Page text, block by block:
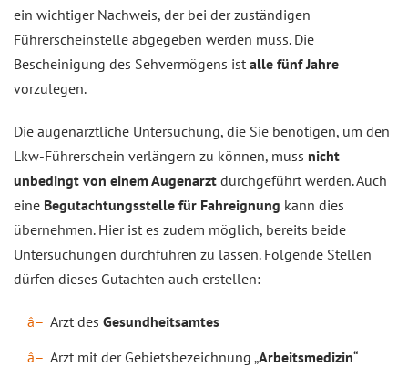
ein wichtiger Nachweis, der bei der zuständigen
Führerscheinstelle abgegeben werden muss. Die
Bescheinigung des Sehvermögens ist alle fünf Jahre
vorzulegen.
Die augenärztliche Untersuchung, die Sie benötigen, um den
Lkw-Führerschein verlängern zu können, muss nicht
unbedingt von einem Augenarzt durchgeführt werden. Auch
eine Begutachtungsstelle für Fahreignung kann dies
übernehmen. Hier ist es zudem möglich, bereits beide
Untersuchungen durchführen zu lassen. Folgende Stellen
dürfen dieses Gutachten auch erstellen:
Arzt des Gesundheitsamtes
Arzt mit der Gebietsbezeichnung „Arbeitsmedizin“